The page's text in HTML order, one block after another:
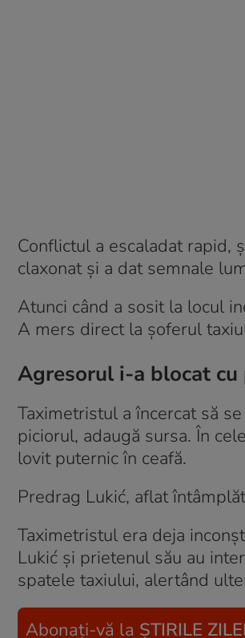
Conflictul a escaladat rapid,
claxonat și a dat semnale
Atunci când a sosit la locul
A mers direct la șoferul
Agresorul i-a blocat
Taximetristul a încercat să
piciorul, adaugă sursa. În
lovit puternic în ceafă.
Predrag Lukić, aflat
Taximetristul era deja
Lukić și prietenul său au
spatele taxiului, alertând
Abonați-vă la ȘTIRILE ZILEI